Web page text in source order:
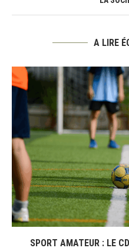
A LIRE
SPORT AMATEUR : LE